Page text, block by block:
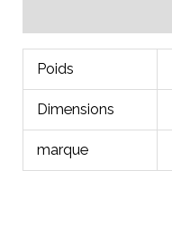
Poids
Dimensions
marque